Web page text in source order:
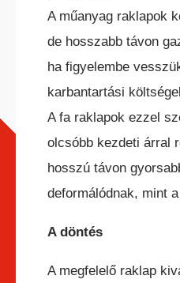
A műanyag raklapok
de hosszabb távon
ha figyelembe
karbantartási
A fa raklapok ezzel
olcsóbb kezdeti árral
hosszú távon
deformálódnak, mint
A döntés
A megfelelő raklap